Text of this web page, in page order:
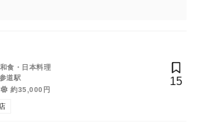
食・日本料理
道駅
約35,000円
15